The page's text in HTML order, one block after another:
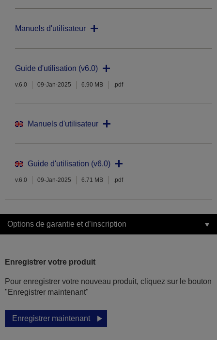
Manuels d'utilisateur
Guide d'utilisation (v6.0)
v.6.0 09-Jan-2025 6.90 MB .pdf
Manuels d'utilisateur
Guide d'utilisation (v6.0)
v.6.0 09-Jan-2025 6.71 MB .pdf
Options de garantie et d’inscription
Enregistrer votre produit
Pour enregistrer votre nouveau produit, cliquez sur le bouton
"Enregistrer maintenant"
Enregistrer maintenant